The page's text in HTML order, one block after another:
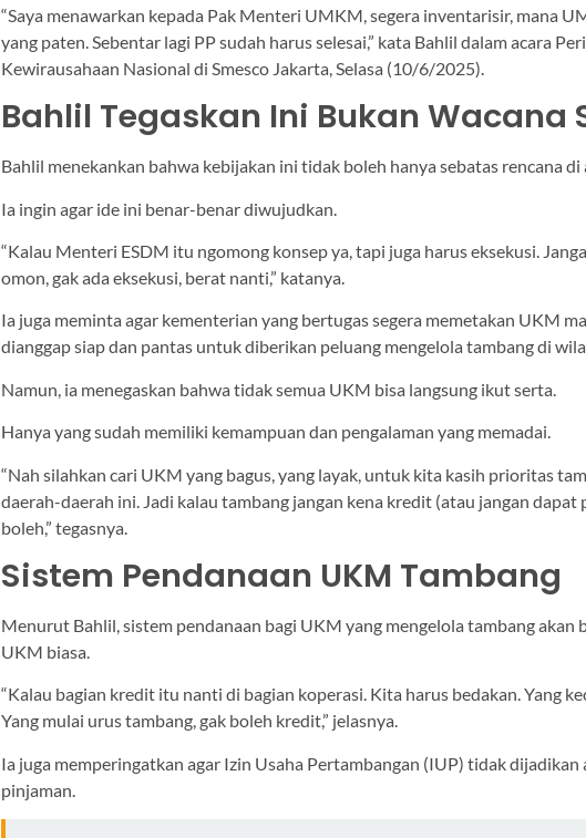
“Saya menawarkan kepada Pak Menteri UMKM, segera inventarisir, mana
yang paten. Sebentar lagi PP sudah harus selesai,” kata Bahlil dalam acara
Kewirausahaan Nasional di Smesco Jakarta, Selasa (10/6/2025).
Bahlil Tegaskan Ini Bukan Wacana
Bahlil menekankan bahwa kebijakan ini tidak boleh hanya sebatas rencana di
Ia ingin agar ide ini benar-benar diwujudkan.
“Kalau Menteri ESDM itu ngomong konsep ya, tapi juga harus eksekusi.
omon, gak ada eksekusi, berat nanti,” katanya.
Ia juga meminta agar kementerian yang bertugas segera memetakan UKM
dianggap siap dan pantas untuk diberikan peluang mengelola tambang di
Namun, ia menegaskan bahwa tidak semua UKM bisa langsung ikut serta.
Hanya yang sudah memiliki kemampuan dan pengalaman yang memadai.
“Nah silahkan cari UKM yang bagus, yang layak, untuk kita kasih prioritas
daerah-daerah ini. Jadi kalau tambang jangan kena kredit (atau jangan dapat
boleh,” tegasnya.
Sistem Pendanaan UKM Tambang
Menurut Bahlil, sistem pendanaan bagi UKM yang mengelola tambang akan
UKM biasa.
“Kalau bagian kredit itu nanti di bagian koperasi. Kita harus bedakan. Yang
Yang mulai urus tambang, gak boleh kredit,” jelasnya.
Ia juga memperingatkan agar Izin Usaha Pertambangan (IUP) tidak
pinjaman.